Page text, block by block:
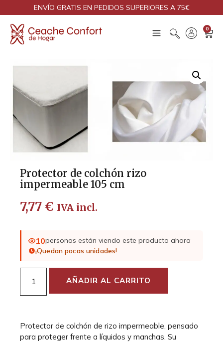
ENVÍO GRATIS EN PEDIDOS SUPERIORES A 75€
0
Protector de colchón rizo
impermeable 105 cm
7,77 € IVA incl.
10personas están viendo este producto ahora
¡Quedan pocas unidades!
AÑADIR AL CARRITO
Protector de colchón de rizo impermeable, pensado
para proteger frente a líquidos y manchas. Su